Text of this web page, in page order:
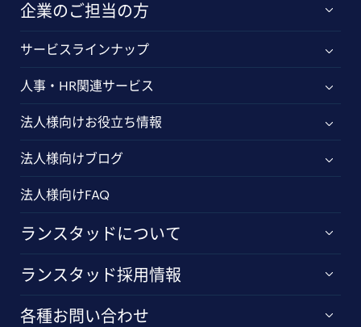
企業のご担当の方
サービスラインナップ
人事・HR関連サービス
法人様向けお役立ち情報
法人様向けブログ
法人様向けFAQ
ランスタッドについて
ランスタッド採用情報
各種お問い合わせ